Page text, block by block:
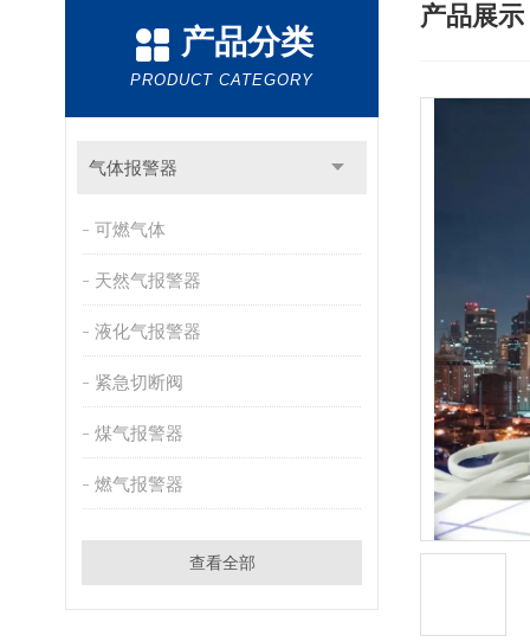
产品分类
PRODUCT CATEGORY
气体报警器
可燃气体
天然气报警器
液化气报警器
紧急切断阀
煤气报警器
燃气报警器
查看全部
产品展示